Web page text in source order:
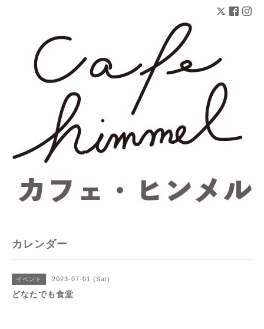
カレンダー
イベント 2023-07-01 (Sat)
どなたでも食堂